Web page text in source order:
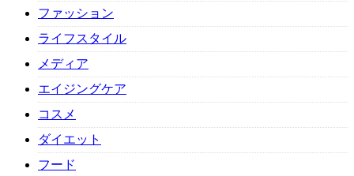
ファッション
ライフスタイル
メディア
エイジングケア
コスメ
ダイエット
フード